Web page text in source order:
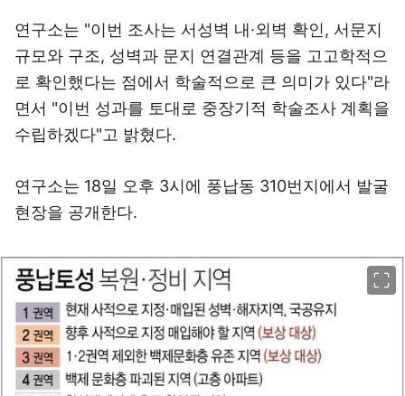
연구소는 "이번 조사는 서성벽 내·외벽 확인, 서문지
규모와 구조, 성벽과 문지 연결관계 등을 고고학적으
로 확인했다는 점에서 학술적으로 큰 의미가 있다"라
면서 "이번 성과를 토대로 중장기적 학술조사 계획을
수립하겠다"고 밝혔다.
연구소는 18일 오후 3시에 풍납동 310번지에서 발굴
현장을 공개한다.